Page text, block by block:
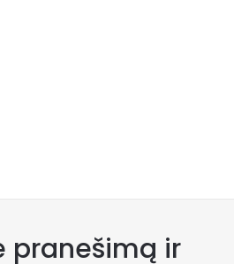
pranešimą ir